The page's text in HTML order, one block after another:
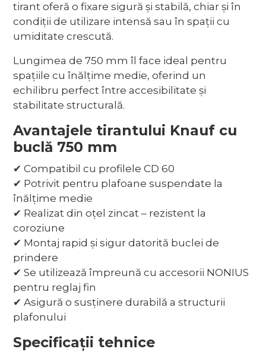
tirant oferă o fixare sigură și stabilă, chiar și în
condiții de utilizare intensă sau în spații cu
umiditate crescută.
Lungimea de 750 mm îl face ideal pentru
spațiile cu înălțime medie, oferind un
echilibru perfect între accesibilitate și
stabilitate structurală.
Avantajele tirantului Knauf cu
buclă 750 mm
✔ Compatibil cu profilele CD 60
✔ Potrivit pentru plafoane suspendate la
înălțime medie
✔ Realizat din oțel zincat – rezistent la
coroziune
✔ Montaj rapid și sigur datorită buclei de
prindere
✔ Se utilizează împreună cu accesorii NONIUS
pentru reglaj fin
✔ Asigură o susținere durabilă a structurii
plafonului
Specificații tehnice